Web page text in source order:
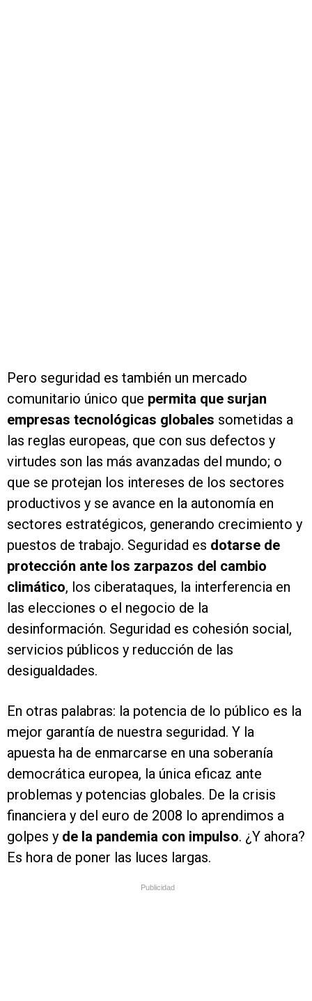
Pero seguridad es también un mercado
comunitario único que permita que surjan
empresas tecnológicas globales sometidas a
las reglas europeas, que con sus defectos y
virtudes son las más avanzadas del mundo; o
que se protejan los intereses de los sectores
productivos y se avance en la autonomía en
sectores estratégicos, generando crecimiento y
puestos de trabajo. Seguridad es dotarse de
protección ante los zarpazos del cambio
climático, los ciberataques, la interferencia en
las elecciones o el negocio de la
desinformación. Seguridad es cohesión social,
servicios públicos y reducción de las
desigualdades.
En otras palabras: la potencia de lo público es la
mejor garantía de nuestra seguridad. Y la
apuesta ha de enmarcarse en una soberanía
democrática europea, la única eficaz ante
problemas y potencias globales. De la crisis
financiera y del euro de 2008 lo aprendimos a
golpes y de la pandemia con impulso. ¿Y ahora?
Es hora de poner las luces largas.
Publicidad